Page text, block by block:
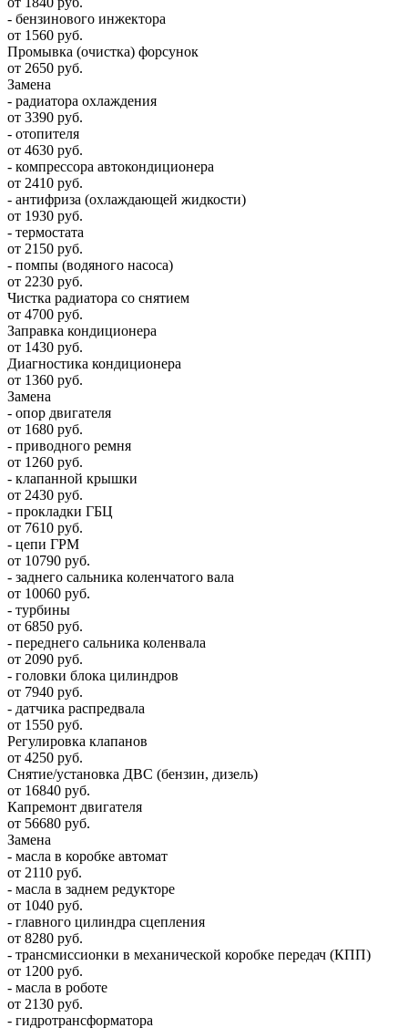
- бензинового инжектора
от 1560 руб.
Промывка (очистка) форсунок
от 2650 руб.
Замена
- радиатора охлаждения
от 3390 руб.
- отопителя
от 4630 руб.
- компрессора автокондиционера
от 2410 руб.
- антифриза (охлаждающей жидкости)
от 1930 руб.
- термостата
от 2150 руб.
- помпы (водяного насоса)
от 2230 руб.
Чистка радиатора со снятием
от 4700 руб.
Заправка кондиционера
от 1430 руб.
Диагностика кондиционера
от 1360 руб.
Замена
- опор двигателя
от 1680 руб.
- приводного ремня
от 1260 руб.
- клапанной крышки
от 2430 руб.
- прокладки ГБЦ
от 7610 руб.
- цепи ГРМ
от 10790 руб.
- заднего сальника коленчатого вала
от 10060 руб.
- турбины
от 6850 руб.
- переднего сальника коленвала
от 2090 руб.
- головки блока цилиндров
от 7940 руб.
- датчика распредвала
от 1550 руб.
Регулировка клапанов
от 4250 руб.
Снятие/установка ДВС (бензин, дизель)
от 16840 руб.
Капремонт двигателя
от 56680 руб.
Замена
- масла в коробке автомат
от 2110 руб.
- масла в заднем редукторе
от 1040 руб.
- главного цилиндра сцепления
от 8280 руб.
- трансмиссионки в механической коробке передач (КПП)
от 1200 руб.
- масла в роботе
от 2130 руб.
- гидротрансформатора